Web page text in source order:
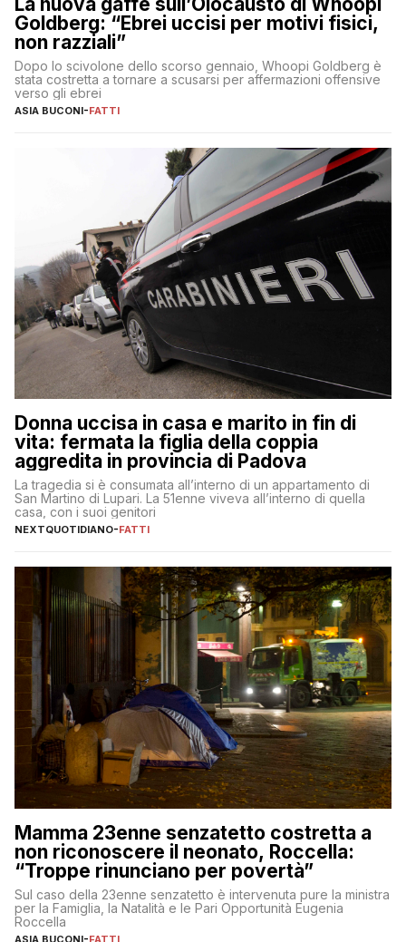
Goldberg: “Ebrei uccisi per motivi fisici,
non razziali”
Dopo lo scivolone dello scorso gennaio, Whoopi Goldberg è
stata costretta a tornare a scusarsi per affermazioni offensive
verso gli ebrei
ASIA BUCONI-FATTI
Donna uccisa in casa e marito in fin di
vita: fermata la figlia della coppia
aggredita in provincia di Padova
La tragedia si è consumata all’interno di un appartamento di
San Martino di Lupari. La 51enne viveva all’interno di quella
casa, con i suoi genitori
NEXTQUOTIDIANO-FATTI
Mamma 23enne senzatetto costretta a
non riconoscere il neonato, Roccella:
“Troppe rinunciano per povertà”
Sul caso della 23enne senzatetto è intervenuta pure la ministra
per la Famiglia, la Natalità e le Pari Opportunità Eugenia
Roccella
ASIA BUCONI-FATTI